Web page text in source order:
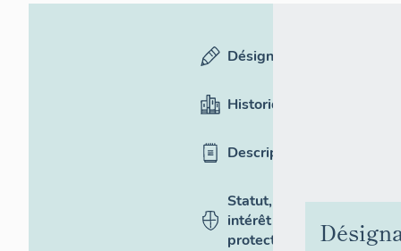
Désignation
Historique
Description
Statut,
intérêt et
protection